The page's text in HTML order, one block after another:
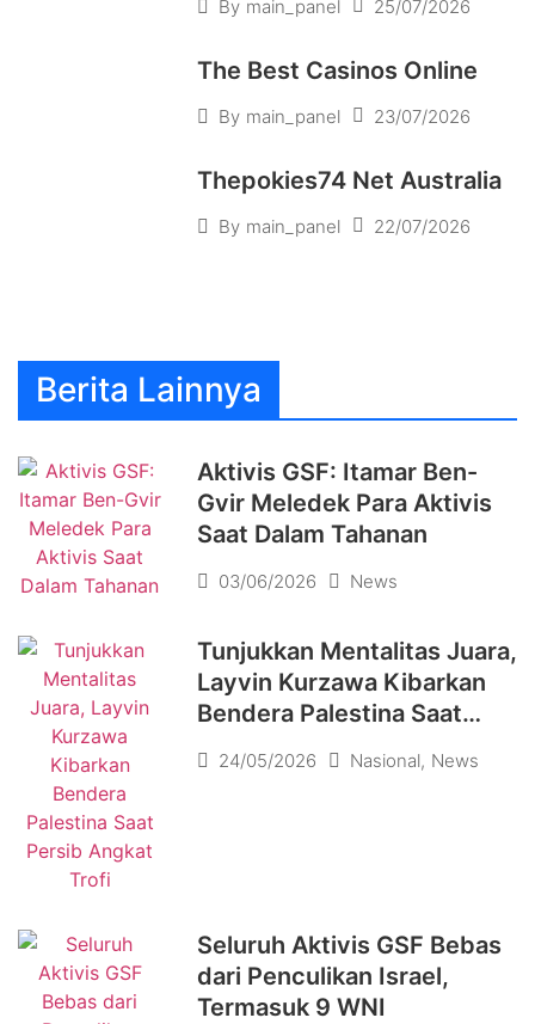
By main_panel 25/07/2026
The Best Casinos Online
By main_panel 23/07/2026
Thepokies74 Net Australia
By main_panel 22/07/2026
Berita Lainnya
Aktivis GSF: Itamar Ben-
Gvir Meledek Para Aktivis
Saat Dalam Tahanan
03/06/2026 News
Tunjukkan Mentalitas Juara,
Layvin Kurzawa Kibarkan
Bendera Palestina Saat
24/05/2026 Nasional, News
Seluruh Aktivis GSF Bebas
dari Penculikan Israel,
Termasuk 9 WNI